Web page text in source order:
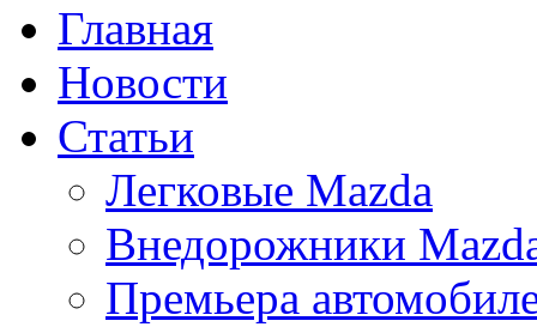
Главная
Новости
Статьи
Легковые Mazda
Внедорожники
Премьера